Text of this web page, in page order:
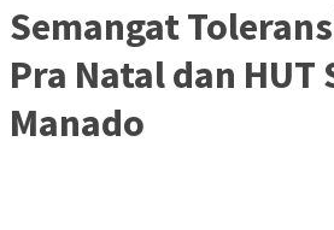
Semangat
Pra Natal dan HUT
Manado